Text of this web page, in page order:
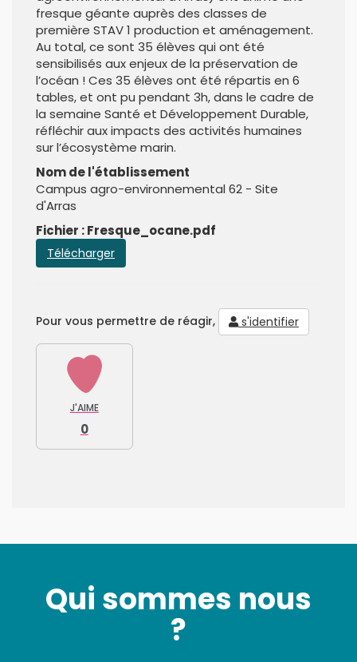
fresque géante auprès des classes de
première STAV 1 production et aménagement.
Au total, ce sont 35 élèves qui ont été
sensibilisés aux enjeux de la préservation de
l’océan ! Ces 35 élèves ont été répartis en 6
tables, et ont pu pendant 3h, dans le cadre de
la semaine Santé et Développement Durable,
réfléchir aux impacts des activités humaines
sur l’écosystème marin.
Nom de l'établissement
Campus agro-environnemental 62 - Site
d'Arras
Fichier : Fresque_ocane.pdf
Télécharger
Pour vous permettre de réagir, s'identifier
J'AIME
0
Qui sommes nous
?